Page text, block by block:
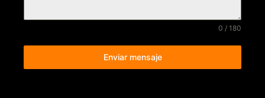
0 / 180
Enviar mensaje